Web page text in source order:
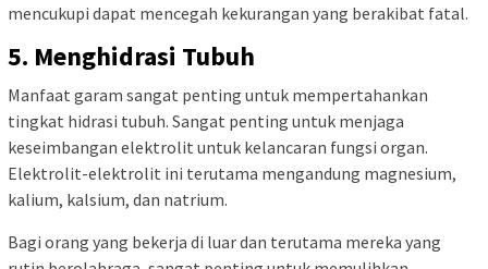
mencukupi dapat mencegah kekurangan yang berakibat fatal.
5. Menghidrasi Tubuh
Manfaat garam sangat penting untuk mempertahankan
tingkat hidrasi tubuh. Sangat penting untuk menjaga
keseimbangan elektrolit untuk kelancaran fungsi organ.
Elektrolit-elektrolit ini terutama mengandung magnesium,
kalium, kalsium, dan natrium.
Bagi orang yang bekerja di luar dan terutama mereka yang